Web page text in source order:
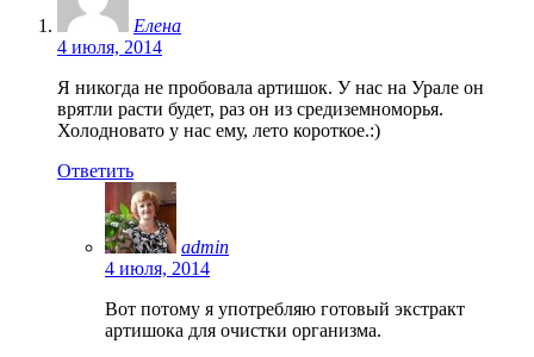
Елена
4 июля, 2014
Я никогда не пробовала артишок. У нас на Урале он
врятли расти будет, раз он из средиземноморья.
Холодновато у нас ему, лето короткое.:)
Ответить
admin
4 июля, 2014
Вот потому я употребляю готовый экстракт
артишока для очистки организма.